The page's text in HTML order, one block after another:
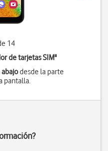
14
de tarjetas SIM"
desde la parte
pantalla.